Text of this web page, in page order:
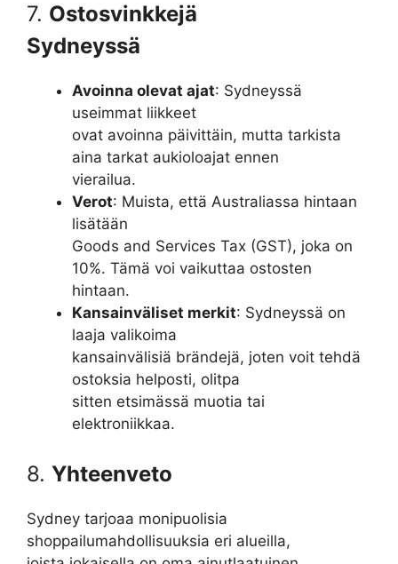
7. Ostosvinkkejä
Sydneyssä
Avoinna olevat ajat: Sydneyssä
useimmat liikkeet
ovat avoinna päivittäin, mutta tarkista
aina tarkat aukioloajat ennen
vierailua.
Verot: Muista, että Australiassa hintaan
lisätään
Goods and Services Tax (GST), joka on
10%. Tämä voi vaikuttaa ostosten
hintaan.
Kansainväliset merkit: Sydneyssä on
laaja valikoima
kansainvälisiä brändejä, joten voit tehdä
ostoksia helposti, olitpa
sitten etsimässä muotia tai
elektroniikkaa.
8. Yhteenveto
Sydney tarjoaa monipuolisia
shoppailumahdollisuuksia eri alueilla,